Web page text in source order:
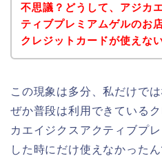
不思議？どうして、アジカ
ティブプレミアムゲルのお
クレジットカードが使えな
この現象は多分、私だけで
ぜか普段は利用できている
カエイジクスアクティブプ
した時にだけ使えなかったん